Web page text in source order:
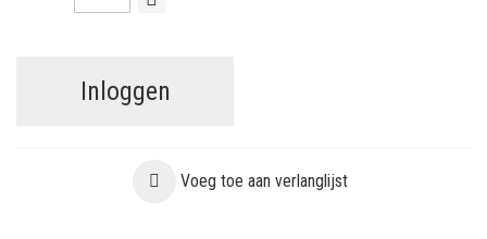
Inloggen
Voeg toe aan verlanglijst